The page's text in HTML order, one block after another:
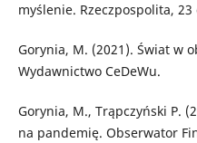
myślenie. Rzeczpospolita, 23
Gorynia, M. (2021). Świat w
Wydawnictwo CeDeWu.
Gorynia, M., Trąpczyński P.
na pandemię. Obserwator